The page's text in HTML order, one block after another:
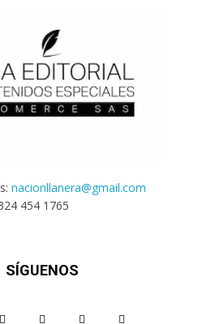
nacionllanera@gmail.com
454 1765
SÍGUENOS